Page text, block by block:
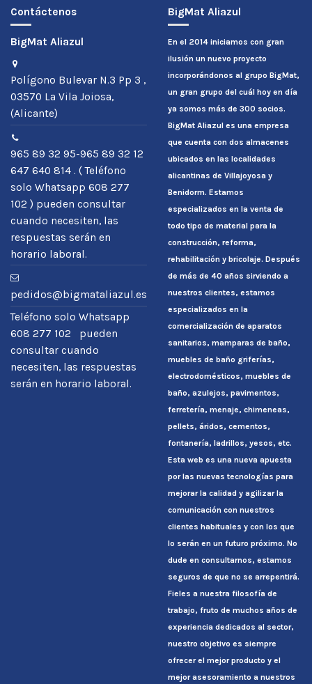
Contáctenos
BigMat Aliazul
Polígono Bulevar N.3 Pp 3 ,
03570 La Vila Joiosa,
(Alicante)
965 89 32 95-965 89 32 12
647 640 814 . ( Teléfono
solo Whatsapp 608 277
102 ) pueden consultar
cuando necesiten, las
respuestas serán en
horario laboral.
pedidos@bigmataliazul.es
Teléfono solo Whatsapp
608 277 102 pueden
consultar cuando
necesiten, las respuestas
serán en horario laboral.
BigMat Aliazul
En el 2014 iniciamos con gran
ilusión un nuevo proyecto
incorporándonos al grupo BigMat,
un gran grupo del cuál hoy en día
ya somos más de 300 socios.
BigMat Aliazul es una empresa
que cuenta con dos almacenes
ubicados en las localidades
alicantinas de Villajoyosa y
Benidorm. Estamos
especializados en la venta de
todo tipo de material para la
construcción, reforma,
rehabilitación y bricolaje. Después
de más de 40 años sirviendo a
nuestros clientes, estamos
especializados en la
comercialización de aparatos
sanitarios, mamparas de baño,
muebles de baño griferías,
electrodomésticos, muebles de
baño, azulejos, pavimentos,
ferretería, menaje, chimeneas,
pellets, áridos, cementos,
fontanería, ladrillos, yesos, etc.
Esta web es una nueva apuesta
por las nuevas tecnologías para
mejorar la calidad y agilizar la
comunicación con nuestros
clientes habituales y con los que
lo serán en un futuro próximo. No
dude en consultarnos, estamos
seguros de que no se arrepentirá.
Fieles a nuestra filosofía de
trabajo, fruto de muchos años de
experiencia dedicados al sector,
nuestro objetivo es siempre
ofrecer el mejor producto y el
mejor asesoramiento a nuestros